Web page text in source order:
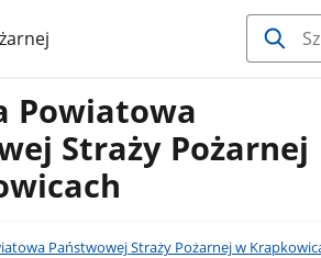
Powiatowa
Straży Pożarnej
Państwowej Straży Pożarnej w